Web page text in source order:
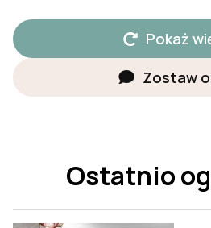
Pokaż
Zostaw
Ostatnio